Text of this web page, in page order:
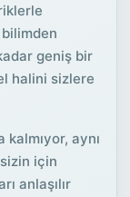
geniş bir
halini sizlere
aynı
için
anlaşılır